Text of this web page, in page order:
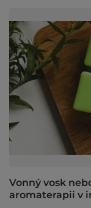
Vonný vosk
aromaterapii v